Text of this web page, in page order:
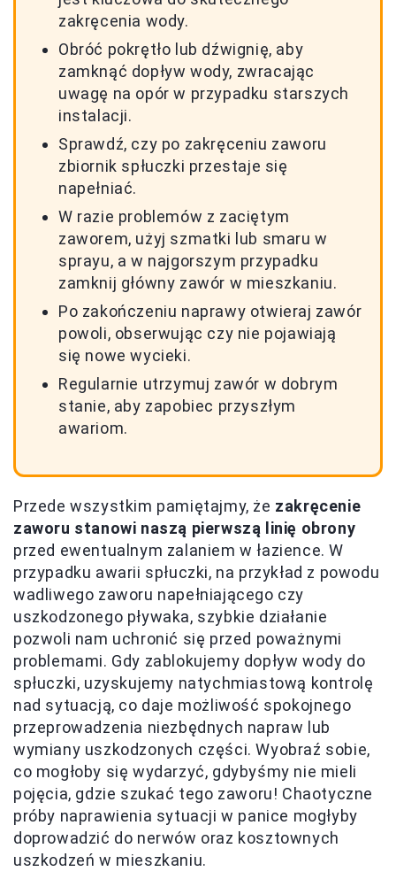
zakręcenia wody.
Obróć pokrętło lub dźwignię, aby
zamknąć dopływ wody, zwracając
uwagę na opór w przypadku starszych
instalacji.
Sprawdź, czy po zakręceniu zaworu
zbiornik spłuczki przestaje się
napełniać.
W razie problemów z zaciętym
zaworem, użyj szmatki lub smaru w
sprayu, a w najgorszym przypadku
zamknij główny zawór w mieszkaniu.
Po zakończeniu naprawy otwieraj zawór
powoli, obserwując czy nie pojawiają
się nowe wycieki.
Regularnie utrzymuj zawór w dobrym
stanie, aby zapobiec przyszłym
awariom.
Przede wszystkim pamiętajmy, że zakręcenie
zaworu stanowi naszą pierwszą linię obrony
przed ewentualnym zalaniem w łazience. W
przypadku awarii spłuczki, na przykład z powodu
wadliwego zaworu napełniającego czy
uszkodzonego pływaka, szybkie działanie
pozwoli nam uchronić się przed poważnymi
problemami. Gdy zablokujemy dopływ wody do
spłuczki, uzyskujemy natychmiastową kontrolę
nad sytuacją, co daje możliwość spokojnego
przeprowadzenia niezbędnych napraw lub
wymiany uszkodzonych części. Wyobraź sobie,
co mogłoby się wydarzyć, gdybyśmy nie mieli
pojęcia, gdzie szukać tego zaworu! Chaotyczne
próby naprawienia sytuacji w panice mogłyby
doprowadzić do nerwów oraz kosztownych
uszkodzeń w mieszkaniu.